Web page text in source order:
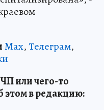
Max,Телеграм,
или чего-то
этом в редакцию: